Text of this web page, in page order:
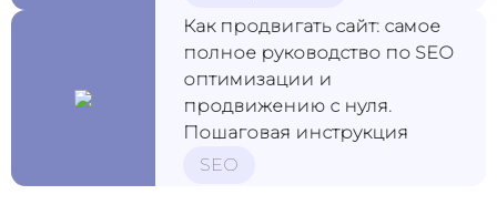
Как продвигать сайт: самое
полное руководство по SEO
оптимизации и
продвижению с нуля.
Пошаговая инструкция
SEO